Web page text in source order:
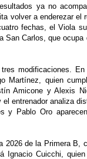
ya no
volver a enderezar el
fechas, el Viola
Carlos, que
modificaciones.
Martínez, quien
Amicone y Alexis
entrenador analiza
y Pablo Oro
2026 de la Primera B,
Cuicchi, quien